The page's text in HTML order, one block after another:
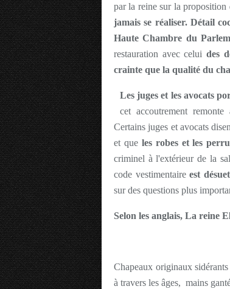
par la reine sur la
jamais se réaliser. Détail
Haute Chambre du
restauration avec celui des
crainte que la qualité du
Les juges et les avocats
cet accoutrement
Certains juges et avocats
et queles robes et les
criminel à l'extérieur de la
code vestimentaireest désuet
sur des questions plus
Selon les anglais, La reine
Chapeaux originaux
à travers les âges, mains